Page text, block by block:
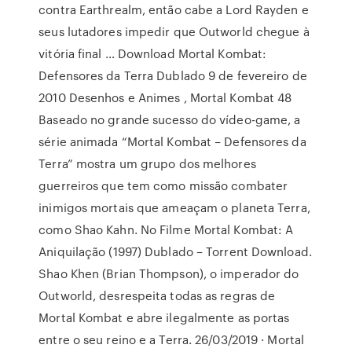
contra Earthrealm, então cabe a Lord Rayden e
seus lutadores impedir que Outworld chegue à
vitória final … Download Mortal Kombat:
Defensores da Terra Dublado 9 de fevereiro de
2010 Desenhos e Animes , Mortal Kombat 48
Baseado no grande sucesso do vídeo-game, a
série animada “Mortal Kombat – Defensores da
Terra” mostra um grupo dos melhores
guerreiros que tem como missão combater
inimigos mortais que ameaçam o planeta Terra,
como Shao Kahn. No Filme Mortal Kombat: A
Aniquilação (1997) Dublado – Torrent Download.
Shao Khen (Brian Thompson), o imperador do
Outworld, desrespeita todas as regras de
Mortal Kombat e abre ilegalmente as portas
entre o seu reino e a Terra. 26/03/2019 · Mortal